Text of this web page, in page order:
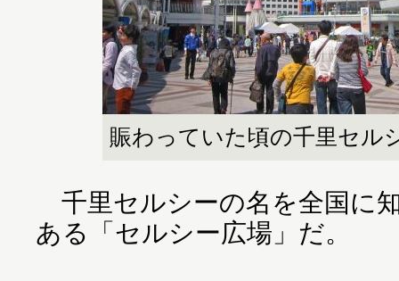
賑わっていた頃の千里セル
千里セルシーの名を全国に
ある「セルシー広場」だ。